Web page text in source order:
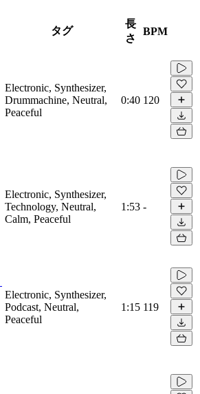
タグ
長
さ
BPM
Electronic, Synthesizer,
Drummachine, Neutral,
Peaceful
0:40 120
Electronic, Synthesizer,
Technology, Neutral,
Calm, Peaceful
1:53 -
Electronic, Synthesizer,
Podcast, Neutral,
Peaceful
1:15 119